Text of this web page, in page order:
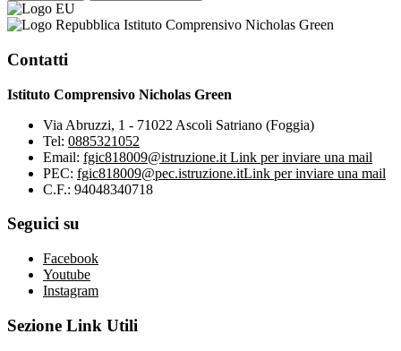
Istituto Comprensivo Nicholas Green
Contatti
Istituto Comprensivo Nicholas Green
Via Abruzzi, 1 - 71022 Ascoli Satriano (Foggia)
Tel: 0885321052
Email: fgic818009@istruzione.it Link per inviare una mail
PEC: fgic818009@pec.istruzione.itLink per inviare una mail
C.F.: 94048340718
Seguici su
Facebook
Youtube
Instagram
Sezione Link Utili